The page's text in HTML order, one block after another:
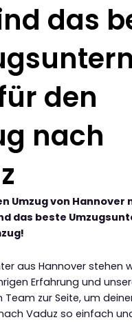
das
den
nach
Umzug von Hannover
das beste
aus Hannover stehen
Erfahrung und
zur Seite, um
Vaduz so einfach